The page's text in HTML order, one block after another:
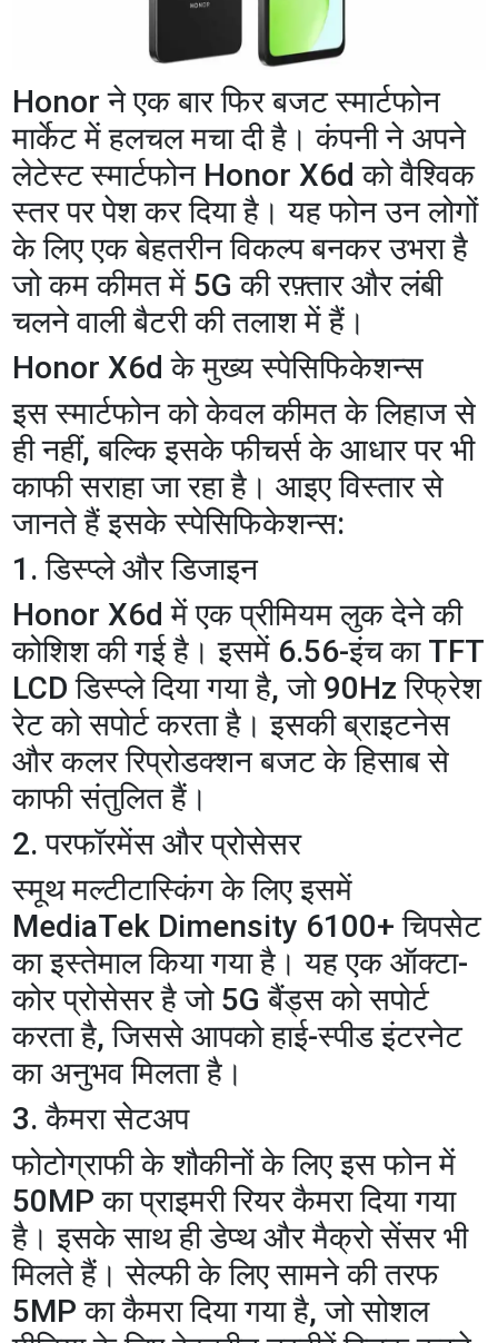
​Honor ने एक बार फिर बजट स्मार्टफोन
मार्केट में हलचल मचा दी है। कंपनी ने अपने
लेटेस्ट स्मार्टफोन Honor X6d को वैश्विक
स्तर पर पेश कर दिया है। यह फोन उन लोगों
के लिए एक बेहतरीन विकल्प बनकर उभरा है
जो कम कीमत में 5G की रफ़्तार और लंबी
चलने वाली बैटरी की तलाश में हैं।
​Honor X6d के मुख्य स्पेसिफिकेशन्स
​इस स्मार्टफोन को केवल कीमत के लिहाज से
ही नहीं, बल्कि इसके फीचर्स के आधार पर भी
काफी सराहा जा रहा है। आइए विस्तार से
जानते हैं इसके स्पेसिफिकेशन्स:
​1. डिस्प्ले और डिजाइन
​Honor X6d में एक प्रीमियम लुक देने की
कोशिश की गई है। इसमें 6.56-इंच का TFT
LCD डिस्प्ले दिया गया है, जो 90Hz रिफ्रेश
रेट को सपोर्ट करता है। इसकी ब्राइटनेस
और कलर रिप्रोडक्शन बजट के हिसाब से
काफी संतुलित हैं।
​2. परफॉरमेंस और प्रोसेसर
​स्मूथ मल्टीटास्किंग के लिए इसमें
MediaTek Dimensity 6100+ चिपसेट
का इस्तेमाल किया गया है। यह एक ऑक्टा-
कोर प्रोसेसर है जो 5G बैंड्स को सपोर्ट
करता है, जिससे आपको हाई-स्पीड इंटरनेट
का अनुभव मिलता है।
​3. कैमरा सेटअप
​फोटोग्राफी के शौकीनों के लिए इस फोन में
50MP का प्राइमरी रियर कैमरा दिया गया
है। इसके साथ ही डेप्थ और मैक्रो सेंसर भी
मिलते हैं। सेल्फी के लिए सामने की तरफ
5MP का कैमरा दिया गया है, जो सोशल